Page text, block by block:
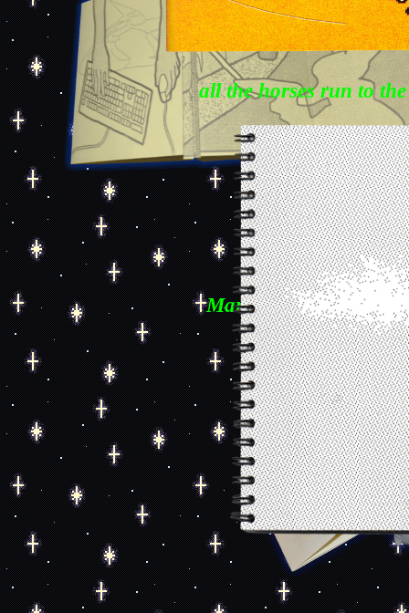
Mariposa:
all the horses run to